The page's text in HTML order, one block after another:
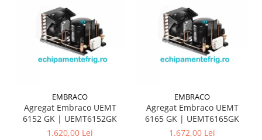
EMBRACO
Agregat Embraco UEMT
6152 GK | UEMT6152GK
1.620,00 Lei
EMBRACO
Agregat Embraco UEMT
6165 GK | UEMT6165GK
1.672,00 Lei